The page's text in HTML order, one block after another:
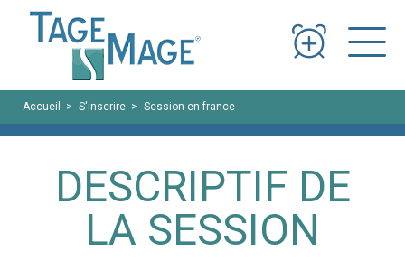
Accueil S'inscrire Session en france
DESCRIPTIF DE
LA SESSION
Panneau de gestion des cookies